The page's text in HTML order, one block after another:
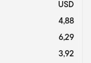
USD
4,88
6,29
3,92